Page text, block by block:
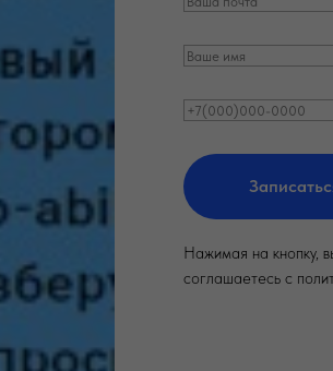
Нажимая на кнопку,
соглашаетесь c